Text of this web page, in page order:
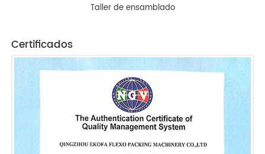
Taller de ensamblado
Certificados